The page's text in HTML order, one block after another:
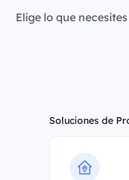
Elige lo que
Soluciones de